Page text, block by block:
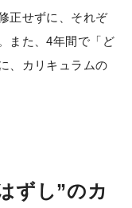
正せずに、それぞ
また、4年間で「ど
、カリキュラムの
ずし”のカ